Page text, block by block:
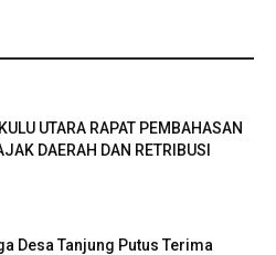
Jembatan Desa Pukur
UTARA RAPAT PEMBAHASAN
DAERAH DAN RETRIBUSI
Desa Tanjung Putus Terima